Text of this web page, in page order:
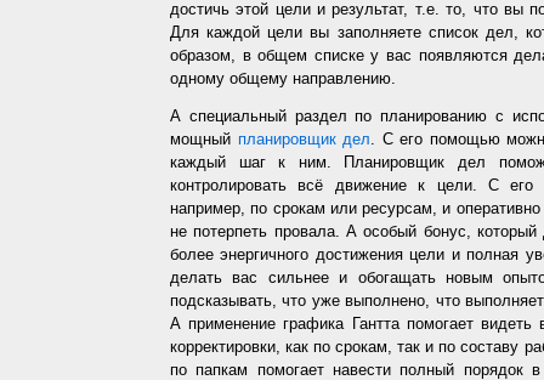
достичь этой цели и результат, т.е. то, что вы
Для каждой цели вы заполняете список дел,
образом, в общем списке у вас появляются
одному общему направлению.
А специальный раздел по планированию с
мощный планировщик дел. С его помощью
каждый шаг к ним. Планировщик дел
контролировать всё движение к цели. С
например, по срокам или ресурсам, и
не потерпеть провала. А особый бонус,
более энергичного достижения цели и полная
делать вас сильнее и обогащать новым
подсказывать, что уже выполнено, что
А применение графика Гантта помогает
корректировки, как по срокам, так и по составу
по папкам помогает навести полный порядок